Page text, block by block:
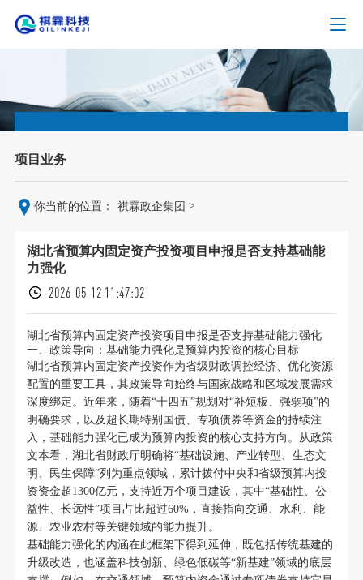
项目业务
你当前的位置： 祺霖政企集团 >
湖北省预算内固定资产投资项目申报是否支持基础能
力强化
2026-05-12 11:47:02
湖北省预算内固定资产投资项目申报是否支持基础能力强化
一、政策导向：基础能力强化是预算内投资的核心目标
湖北省预算内固定资产投资作为省级财政调控经济、优化资源
配置的重要工具，其政策导向始终与国家战略和区域发展需求
深度绑定。近年来，随着“十四五”规划对“补短板、强弱项”的
明确要求，以及超长期特别国债、专项债券等资金的持续注
入，基础能力强化已成为预算内投资的核心支持方向。从政策
文本看，湖北省财政厅明确将“基础设施、产业转型、生态文
明、民生保障”列为重点领域，累计拨付中央和省级预算内投
资资金超1300亿元，支持近万个项目建设，其中“基础性、公
益性、长远性”项目占比超过60%，直接指向交通、水利、能
源、农业农村等关键领域的能力提升。
基础能力强化的内涵在此框架下得到延伸，既包括传统基建的
升级改造，也涵盖科技创新、绿色低碳等“新基建”领域的底层